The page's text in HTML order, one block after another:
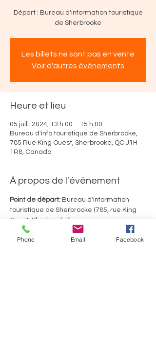
Départ : Bureau d'information touristique
de Sherbrooke
Les billets ne sont pas en vente
Voir d'autres événements
Heure et lieu
05 juill. 2024, 13 h 00 – 15 h 00
Bureau d'info touristique de Sherbrooke,
785 Rue King Ouest, Sherbrooke, QC J1H
1R8, Canada
À propos de l'événement
Point de départ: Bureau d'information
touristique de Sherbrooke (785, rue King
Ouest, Sherbrooke)
Merci d'utiliser le stationnement de
gravier situé au fond de la rue Richmond.
Phone Email Facebook